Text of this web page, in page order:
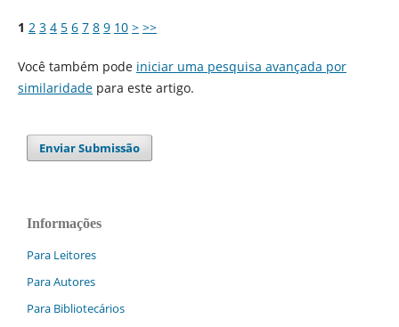
1 2 3 4 5 6 7 8 9 10 > >>
Você também pode iniciar uma pesquisa avançada por
similaridadepara este artigo.
Enviar Submissão
Informações
Para Leitores
Para Autores
Para Bibliotecários